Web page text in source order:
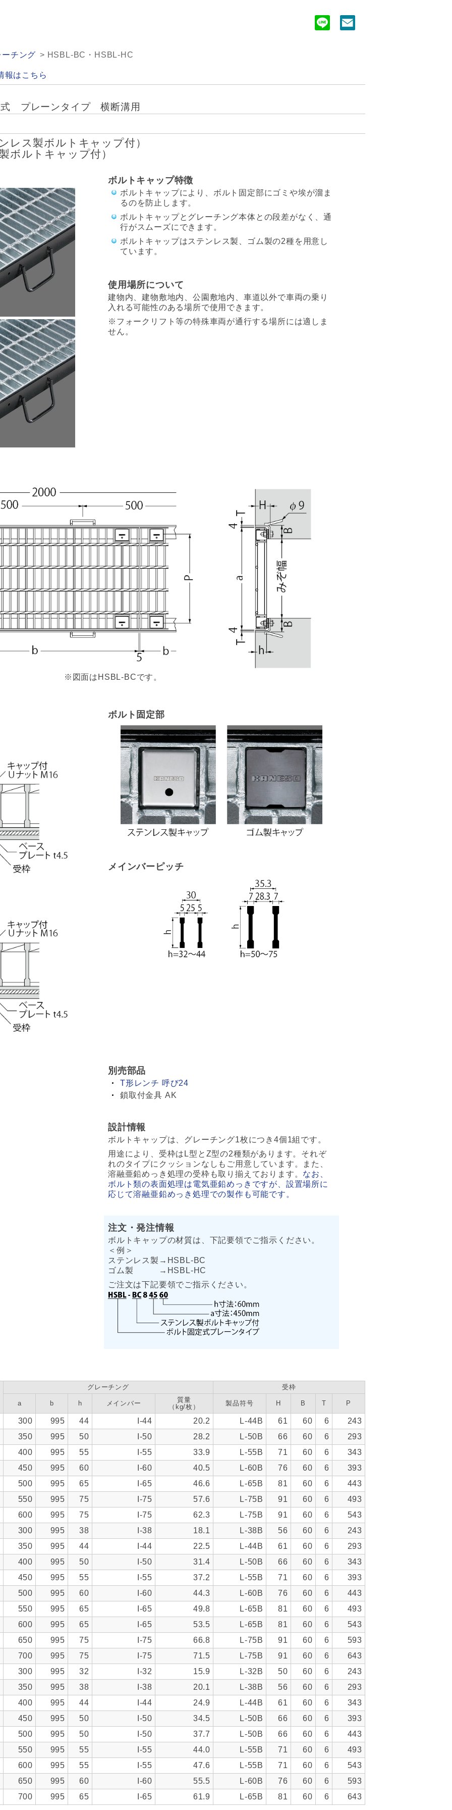
チング HSBL-BC・HSBL-HC
報はこちら
プレーンタイプ 横断溝用
レス製ボルトキャップ付）
ボルトキャップ付）
ボルトキャップ特徴
ボルトキャップにより、ボルト固定部にゴミや埃が溜ま
るのを防止します。
ボルトキャップとグレーチング本体との段差がなく、通
行がスムーズにできます。
ボルトキャップはステンレス製、ゴム製の2種を用意し
ています。
使用場所について
建物内、建物敷地内、公園敷地内、車道以外で車両の乗り
入れる可能性のある場所で使用できます。
※フォークリフト等の特殊車両が通行する場所には適しま
せん。
※図面はHSBL-BCです。
ボルト固定部
メインバーピッチ
別売部品
T形レンチ 呼び24
鎖取付金具 AK
設計情報
ボルトキャップは、グレーチング1枚につき4個1組です。
用途により、受枠はL型とZ型の2種類があります。それぞ
れのタイプにクッションなしもご用意しています。また、
溶融亜鉛めっき処理の受枠も取り揃えております。 なお、
ボルト類の表面処理は電気亜鉛めっきですが、設置場所に
応じて溶融亜鉛めっき処理での製作も可能です。
注文・発注情報
ボルトキャップの材質は、下記要領でご指示ください。
＜例＞
ステンレス製→HSBL-BC
ゴム製 →HSBL-HC
ご注文は下記要領でご指示ください。
グレーチング 受枠
a b h メインバー
質量
（kg/枚）
製品符号 H B T P
300 995 44 I-44 20.2 L-44B 61 60 6
243
350 995 50 I-50 28.2 L-50B 66 60 6
293
400 995 55 I-55 33.9 L-55B 71 60 6
343
450 995 60 I-60 40.5 L-60B 76 60 6
393
500 995 65 I-65 46.6 L-65B 81 60 6
443
550 995 75 I-75 57.6 L-75B 91 60 6
493
600 995 75 I-75 62.3 L-75B 91 60 6
543
300 995 38 I-38 18.1 L-38B 56 60 6
243
350 995 44 I-44 22.5 L-44B 61 60 6
293
400 995 50 I-50 31.4 L-50B 66 60 6
343
450 995 55 I-55 37.2 L-55B 71 60 6
393
500 995 60 I-60 44.3 L-60B 76 60 6
443
550 995 65 I-65 49.8 L-65B 81 60 6
493
600 995 65 I-65 53.5 L-65B 81 60 6
543
650 995 75 I-75 66.8 L-75B 91 60 6
593
700 995 75 I-75 71.5 L-75B 91 60 6
643
300 995 32 I-32 15.9 L-32B 50 60 6
243
350 995 38 I-38 20.1 L-38B 56 60 6
293
400 995 44 I-44 24.9 L-44B 61 60 6
343
450 995 50 I-50 34.5 L-50B 66 60 6
393
500 995 50 I-50 37.7 L-50B 66 60 6
443
550 995 55 I-55 44.0 L-55B 71 60 6
493
600 995 55 I-55 47.6 L-55B 71 60 6
543
650 995 60 I-60 55.5 L-60B 76 60 6
593
700 995 65 I-65 61.9 L-65B 81 60 6 643